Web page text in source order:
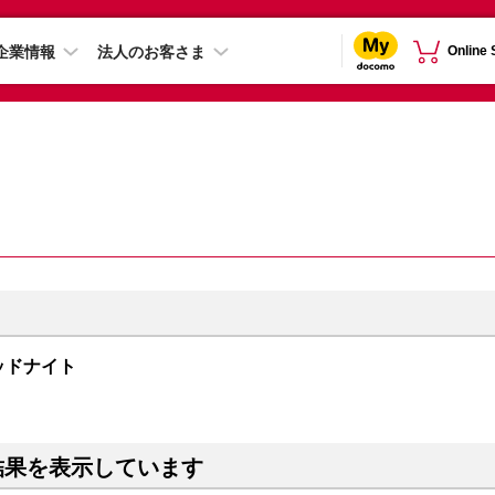
業情報 法人のお客さま Online
ナイト
を表示しています